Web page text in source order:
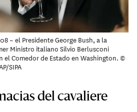
– el Presidente George Bush, a la
Ministro italiano Silvio Berlusconi
el Comedor de Estado en Washington. ©
SIPA
del cavaliere